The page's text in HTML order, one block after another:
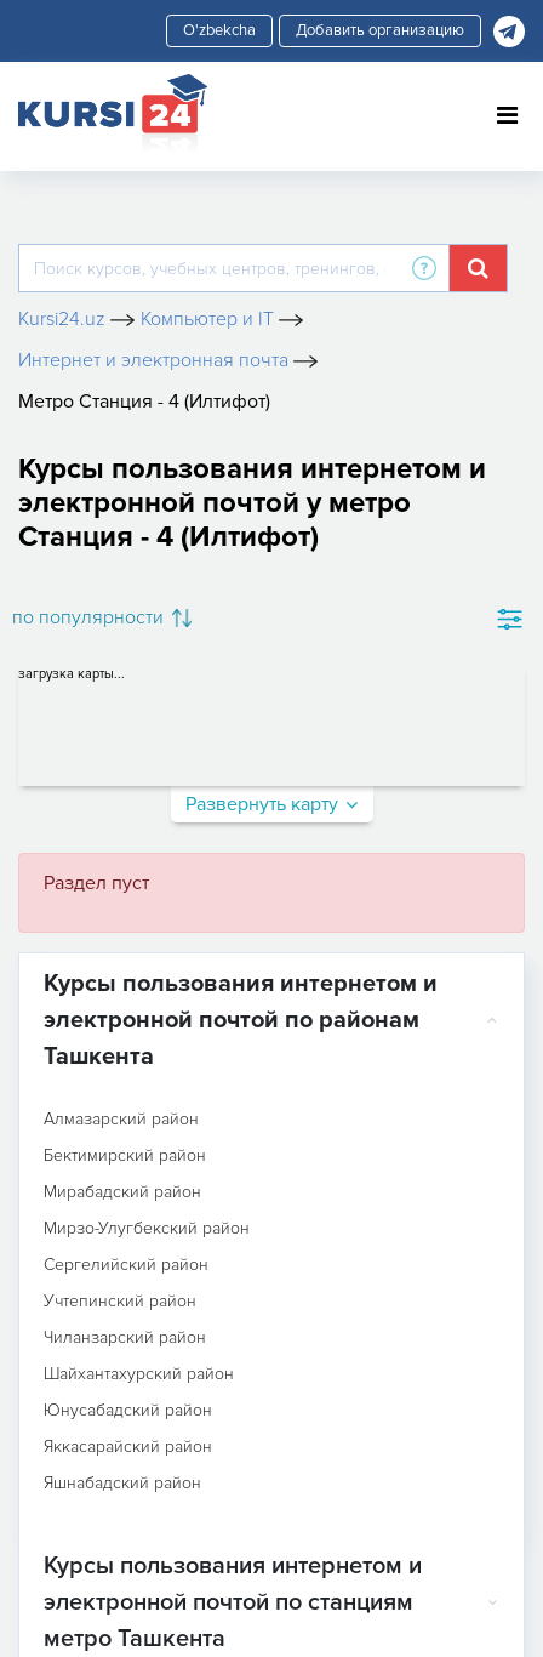
Добавить организацию
Kursi24.uz
Компьютер и IT
Интернет и электронная почта
Метро Станция - 4 (Илтифот)
Курсы пользования интернетом и
электронной почтой у метро
Станция - 4 (Илтифот)
по популярности
загрузка карты...
Развернуть карту
Раздел пуст
Курсы пользования интернетом и
электронной почтой по районам
Ташкента
Алмазарский район
Бектимирский район
Мирабадский район
Мирзо-Улугбекский район
Сергелийский район
Учтепинский район
Чиланзарский район
Шайхантахурский район
Юнусабадский район
Яккасарайский район
Яшнабадский район
Курсы пользования интернетом и
электронной почтой по станциям
метро Ташкента